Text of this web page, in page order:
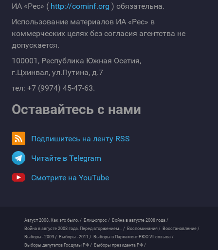
ИА «Рес» ( http://cominf.org ) обязательна.
Использование материалов ИА «Рес» в
коммерческих целях без согласия агентства не
допускается.
100001, Республика Южная Осетия,
г.Цхинвал, ул.Путина, д.7
тел: +7 (9974) 45-47-63.
Оставайтесь с нами
Подпишитесь на ленту RSS
Читайте в Telegram
Смотрите на YouTube
Август 2008. Как это было. / Блиц-опрос / Война в августе 2008 года /
Война в августе 2008 года. Перед вторжением... / Воспоминания / Восстановление /
Выборы - 2009 / Выборы - 2011 / Выборы в Парламент РЮО VII созыва /
Выборы депутатов Госдумы РФ / Выборы президента РФ /